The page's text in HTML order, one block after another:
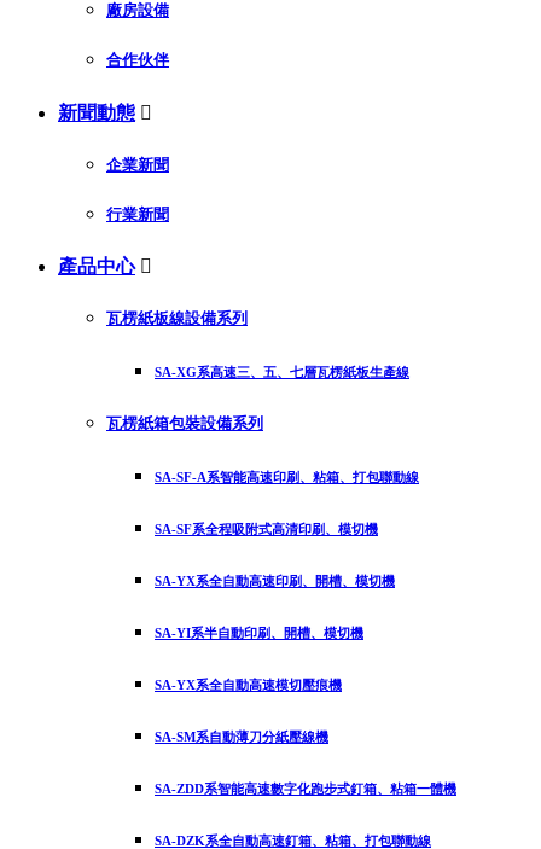
廠房設備
合作伙伴
新聞動態 
企業新聞
行業新聞
產品中心 
瓦楞紙板線設備系列
SA-XG系高速三、五、七層瓦楞紙板生產線
瓦楞紙箱包裝設備系列
SA-SF-A系智能高速印刷、粘箱、打包聯動線
SA-SF系全程吸附式高清印刷、模切機
SA-YX系全自動高速印刷、開槽、模切機
SA-YI系半自動印刷、開槽、模切機
SA-YX系全自動高速模切壓痕機
SA-SM系自動薄刀分紙壓線機
SA-ZDD系智能高速數字化跑步式釘箱、粘箱一體機
SA-DZK系全自動高速釘箱、粘箱、打包聯動線